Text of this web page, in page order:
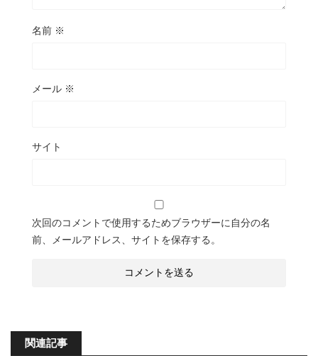
名前 ※
メール ※
サイト
次回のコメントで使用するためブラウザーに自分の名
前、メールアドレス、サイトを保存する。
関連記事